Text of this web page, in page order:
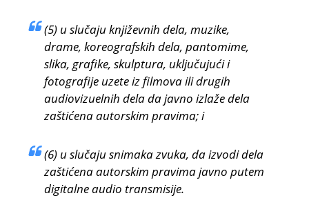
(5) u slučaju književnih dela, muzike,
drame, koreografskih dela, pantomime,
slika, grafike, skulptura, uključujući i
fotografije uzete iz filmova ili drugih
audiovizuelnih dela da javno izlaže dela
zaštićena autorskim pravima; i
(6) u slučaju snimaka zvuka, da izvodi dela
zaštićena autorskim pravima javno putem
digitalne audio transmisije.